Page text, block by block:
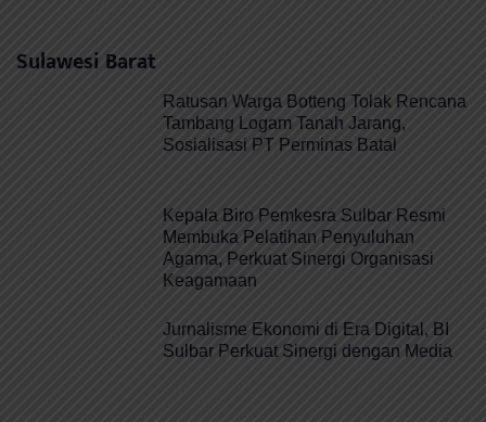
Sulawesi Barat
Ratusan Warga Botteng Tolak Rencana
Tambang Logam Tanah Jarang,
Sosialisasi PT Perminas Batal
Kepala Biro Pemkesra Sulbar Resmi
Membuka Pelatihan Penyuluhan
Agama, Perkuat Sinergi Organisasi
Keagamaan
Jurnalisme Ekonomi di Era Digital, BI
Sulbar Perkuat Sinergi dengan Media